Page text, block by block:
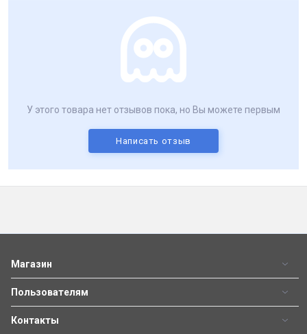
У этого товара нет отзывов пока, но Вы можете первым
Написать отзыв
Магазин
Пользователям
Контакты